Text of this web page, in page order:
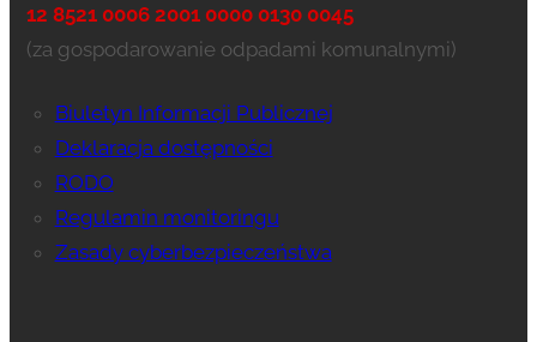
12 8521 0006 2001 0000 0130 0045
(za gospodarowanie odpadami komunalnymi)
Biuletyn Informacji Publicznej
Deklaracja dostępności
RODO
Regulamin monitoringu
Zasady cyberbezpieczeństwa